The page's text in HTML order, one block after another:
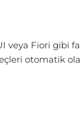
Fiori gibi
otomatik